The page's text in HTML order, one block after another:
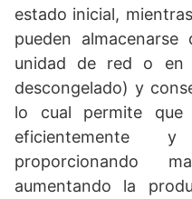
estado inicial,
pueden
unidad de red o en
descongelado) y
lo cual permite que
eficientemente
proporcionando
aumentando la